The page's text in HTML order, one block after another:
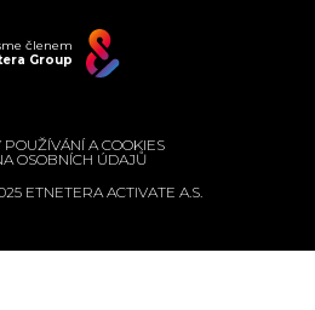
ETNETERA ACTIVATE A.S.
členem
Group
POUŽÍVÁNÍ A COOKIES
OSOBNÍCH ÚDAJŮ